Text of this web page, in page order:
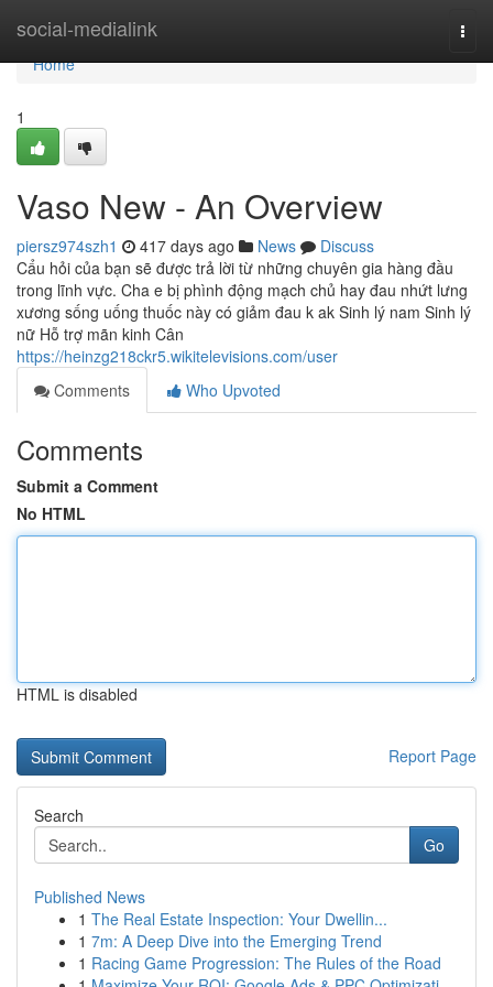
social-medialink
Home
Home
1
Vaso New - An Overview
piersz974szh1 417 days ago News
Discuss
Cẩu hỏi của bạn sẽ được trả lời từ những chuyên gia hàng đầu
trong lĩnh vực. Cha e bị phình động mạch chủ hay đau nhứt lưng
xương sống uống thuốc này có giảm đau k ak Sinh lý nam Sinh lý
nữ Hỗ trợ mãn kinh Cân
https://heinzg218ckr5.wikitelevisions.com/user
Comments
Who Upvoted
Comments
Submit a Comment
No HTML
HTML is disabled
Report Page
Search
Go
Published News
1 The Real Estate Inspection: Your Dwellin...
1 7m: A Deep Dive into the Emerging Trend
1 Racing Game Progression: The Rules of the Road